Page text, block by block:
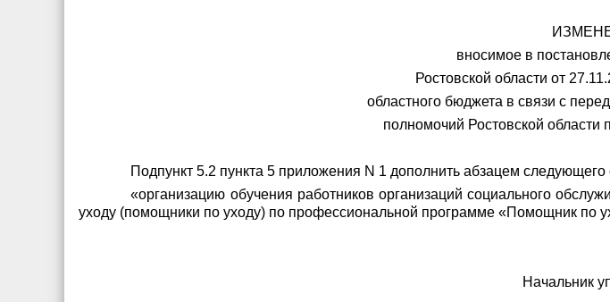
вносимое в
Ростовской области от
областного бюджета в связи с
полномочий Ростовской области
Подпункт 5.2 пункта 5 приложения N 1 дополнить абзацем
«организацию обучения работников организаций социального
уходу (помощники по уходу) по профессиональной программе «Помощник по
Начальник